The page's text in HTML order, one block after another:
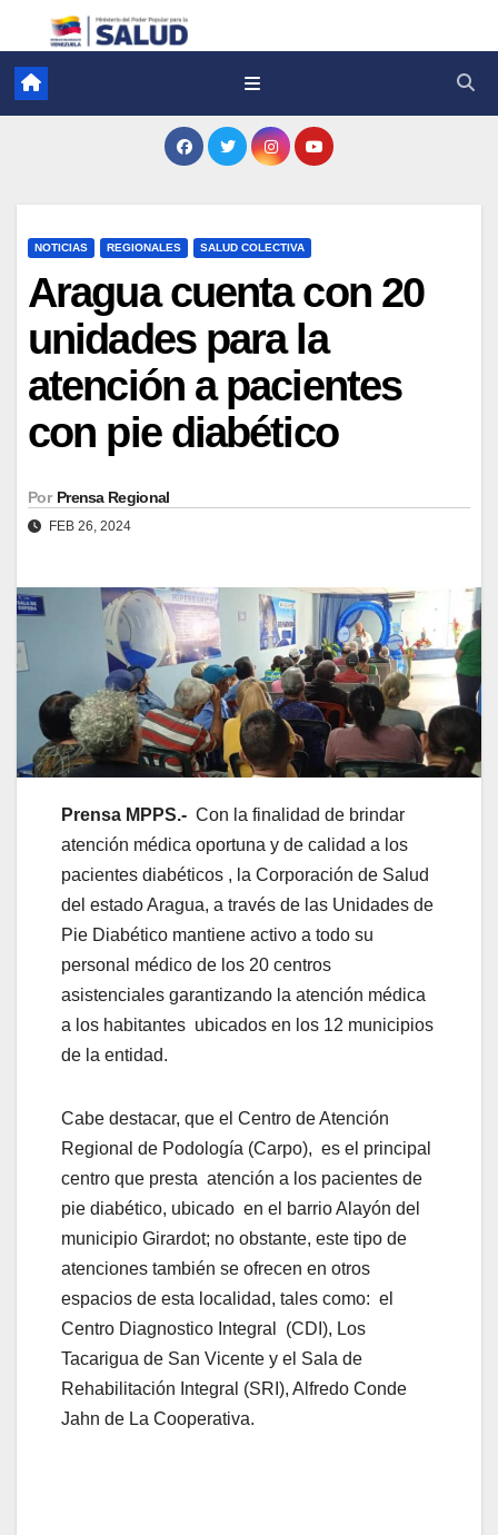
NOTICIAS REGIONALES SALUD COLECTIVA
Aragua cuenta con 20
unidades para la
atención a pacientes
con pie diabético
Por Prensa Regional
FEB 26, 2024
Prensa MPPS.- Con la finalidad de brindar
atención médica oportuna y de calidad a los
pacientes diabéticos , la Corporación de Salud
del estado Aragua, a través de las Unidades de
Pie Diabético mantiene activo a todo su
personal médico de los 20 centros
asistenciales garantizando la atención médica
a los habitantes ubicados en los 12 municipios
de la entidad.
Cabe destacar, que el Centro de Atención
Regional de Podología (Carpo), es el principal
centro que presta atención a los pacientes de
pie diabético, ubicado en el barrio Alayón del
municipio Girardot; no obstante, este tipo de
atenciones también se ofrecen en otros
espacios de esta localidad, tales como: el
Centro Diagnostico Integral (CDI), Los
Tacarigua de San Vicente y el Sala de
Rehabilitación Integral (SRI), Alfredo Conde
Jahn de La Cooperativa.